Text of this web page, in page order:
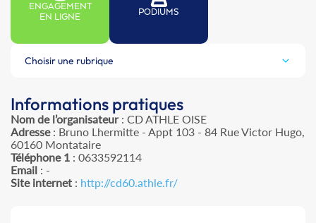
ENGAGEMENT
EN LIGNE
PODIUMS
Choisir une rubrique
Informations pratiques
Nom de l’organisateur: CD ATHLE OISE
Adresse: Bruno Lhermitte - Appt 103 - 84 Rue Victor Hugo,
60160 Montataire
Téléphone 1 : 0633592114
Email : -
Site internet : http://cd60.athle.fr/